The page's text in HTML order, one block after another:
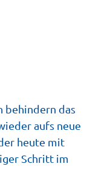
behindern das
aufs neue
heute mit
Schritt im